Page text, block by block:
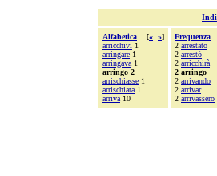
Alfabetica [« »]
arricchivi 1
arringare 1
arringava 1
arringo 2
arrischiasse 1
arrischiata 1
arriva 10
Frequenza
2 arrestato
2 arrestò
2 arricchirà
2 arringo
2 arrivando
2 arrivar
2 arrivassero